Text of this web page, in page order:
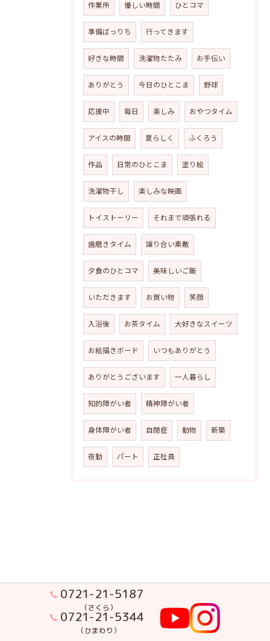
作業所 優しい時間 ひとコマ
準備ばっりち 行ってきます
好きな時間 洗濯物たたみ お手伝い
ありがとう 今日のひとこま 野球
応援中 毎日 楽しみ おやつタイム
アイスの時間 夏らしく ふくろう
作品 日常のひとこま 塗り絵
洗濯物干し 楽しみな映画
トイストーリー それまで頑張れる
歯磨きタイム 譲り合い素敵
夕食のひとコマ 美味しいご飯
いただきます お買い物 笑顔
入浴後 お茶タイム 大好きなスイーツ
お絵描きボード いつもありがとう
ありがとうございます 一人暮らし
知的障がい者 精神障がい者
身体障がい者 自閉症 動物 新築
夜勤 パート 正社員
0721-21-5187
（さくら）
0721-21-5344
（ひまわり）